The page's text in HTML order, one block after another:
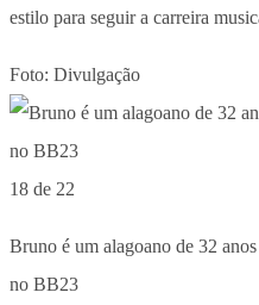
estilo para seguir a carreira
Foto: Divulgação
18 de 22
Bruno é um alagoano de 32
no BB23